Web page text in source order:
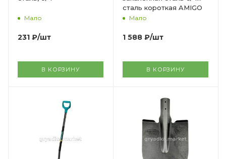
Мало
231 ₽/шт
В КОРЗИНУ
сталь короткая AMIGO
Мало
1 588 ₽/шт
В КОРЗИНУ